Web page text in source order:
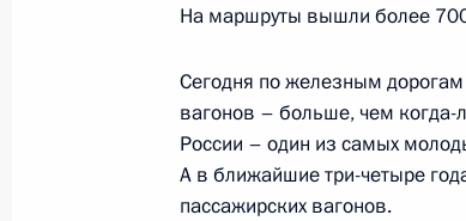
Владимир Путин подал
18 декабря 2023 года, 16:45
На маршруты вышли более
Сегодня по железным
вагонов – больше, чем
России – один из самых
А в ближайшие три-четыре
пассажирских вагонов.